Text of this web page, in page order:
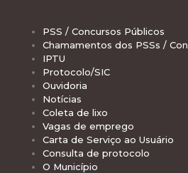
PSS / Concursos Públicos
Chamamentos dos PSSs /
IPTU
Protocolo/SIC
Ouvidoria
Notícias
Coleta de lixo
Vagas de emprego
Carta de Serviço ao Usuário
Consulta de protocolo
O Município